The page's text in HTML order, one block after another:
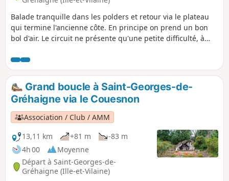
Balade tranquille dans les polders et retour via le plateau
qui termine l'ancienne côte. En principe on prend un bon
bol d'air. Le circuit ne présente qu'une petite difficulté, à
m à 75 m. La récompense en saison, ce sont les cerises !
Grand boucle à Saint-Georges-de-
Gréhaigne via le Couesnon
Association / Club / AMM
13,11 km
+81 m
-83 m
4h 00
Moyenne
Départ à Saint-Georges-de-
Gréhaigne (Ille-et-Vilaine)